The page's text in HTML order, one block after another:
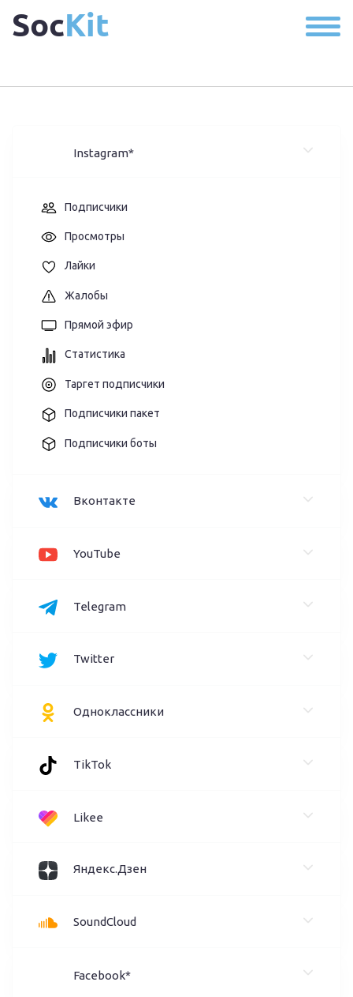
SocKit
Instagram*
Подписчики
Просмотры
Лайки
Жалобы
Прямой эфир
Статистика
Таргет подписчики
Подписчики пакет
Подписчики боты
Вконтакте
YouTube
Telegram
Twitter
Одноклассники
TikTok
Likee
Яндекс.Дзен
SoundCloud
Facebook*